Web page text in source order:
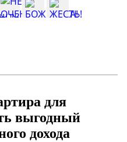
для
выгодный
дохода